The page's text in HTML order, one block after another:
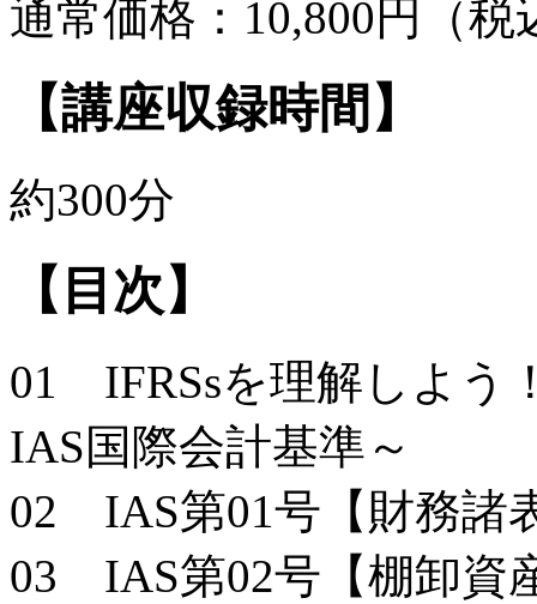
通常価格：10,800円（税
【講座収録時間】
約300分
【目次】
01 IFRSsを理解しよう
IAS国際会計基準～
02 IAS第01号【財務諸
03 IAS第02号【棚卸資